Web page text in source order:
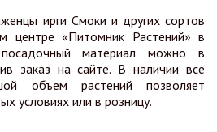
ирги Смоки и других сортов
центре «Питомник Растений» в
материал можно в
заказ на сайте. В наличии все
объем растений позволяет
условиях или в розницу.